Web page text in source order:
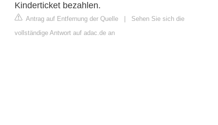
Kinderticket bezahlen.
Antrag auf Entfernung der Quelle
Sehen Sie sich die
vollständige Antwort auf adac.de an